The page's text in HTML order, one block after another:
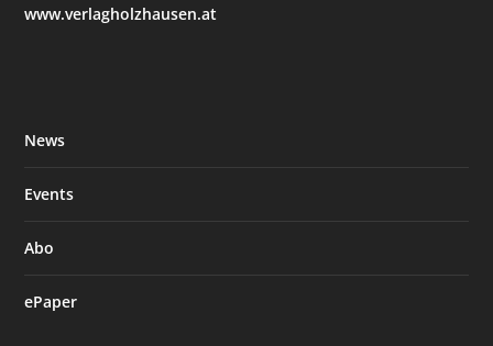
www.verlagholzhausen.at
News
Events
Abo
ePaper